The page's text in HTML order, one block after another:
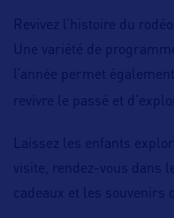
Revivez l’histoire du
Une variété de
l’année permet
revivre le passé et
Laissez les enfants
visite, rendez-vous dans
cadeaux et les souvenirs